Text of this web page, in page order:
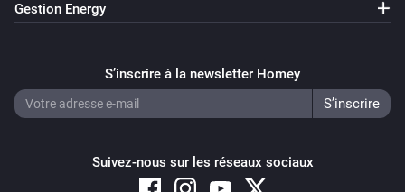
Gestion Energy
S’inscrire à la newsletter Homey
Suivez-nous sur les réseaux sociaux